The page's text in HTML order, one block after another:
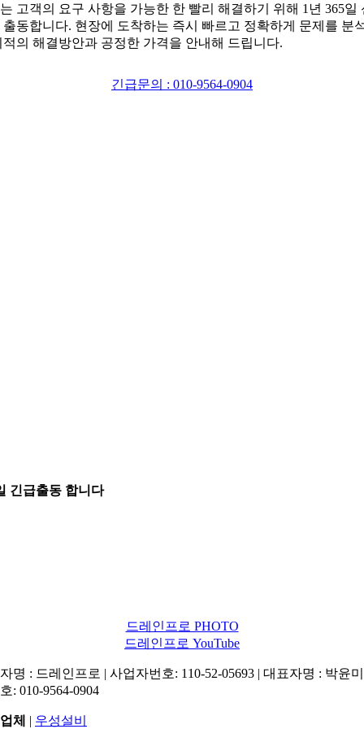
고객의 요구 사항을 가능한 한 빨리 해결하기 위해 1년 365일
출동합니다. 현장에 도착하는 즉시 빠르고 정확하게 문제를 분
적의 해결방안과 공정한 가격을 안내해 드립니다.
긴급문의 : 010-9564-0904
긴급출동 합니다
드레인프로 PHOTO
드레인프로 YouTube
명 : 드레인프로 | 사업자번호: 110-52-05693 | 대표자명 : 박윤
: 010-9564-0904
체 | 우성설비